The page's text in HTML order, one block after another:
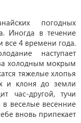
погодных
Иногда в течение
все 4 времени года.
наступает
холодным мокрым
тяжелые хлопья
и клоня до земли
час-другой, тучи
веселые весенние
вновь припекает